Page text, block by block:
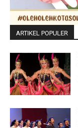
ARTIKEL POPULER